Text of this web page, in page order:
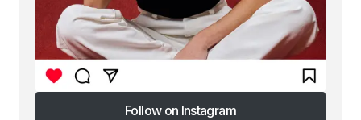
Follow on Instagram